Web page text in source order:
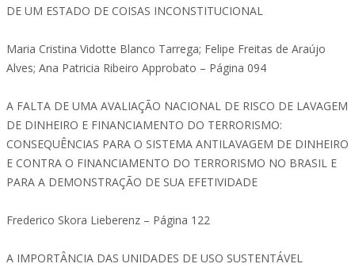
DE UM ESTADO DE COISAS INCONSTITUCIONAL
Maria Cristina Vidotte Blanco Tarrega; Felipe Freitas de Araújo
Alves; Ana Patricia Ribeiro Approbato – Página 094
A FALTA DE UMA AVALIAÇÃO NACIONAL DE RISCO DE LAVAGEM
DE DINHEIRO E FINANCIAMENTO DO TERRORISMO:
CONSEQUÊNCIAS PARA O SISTEMA ANTILAVAGEM DE DINHEIRO
E CONTRA O FINANCIAMENTO DO TERRORISMO NO BRASIL E
PARA A DEMONSTRAÇÃO DE SUA EFETIVIDADE
Frederico Skora Lieberenz – Página 122
A IMPORTÂNCIA DAS UNIDADES DE USO SUSTENTÁVEL